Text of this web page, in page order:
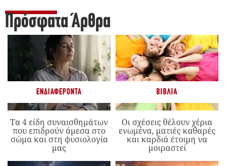
Πρόσφατα Άρθρα
ΕΝΔΙΑΦΈΡΟΝΤΑ
Τα 4 είδη συναισθημάτων
που επιδρούν άμεσα στο
σώμα και στη φυσιολογία
μας
ΒΙΒΛΊΑ
Οι σχέσεις θέλουν χέρια
ενωμένα, ματιές καθαρές
και καρδιά έτοιμη να
μοιραστεί